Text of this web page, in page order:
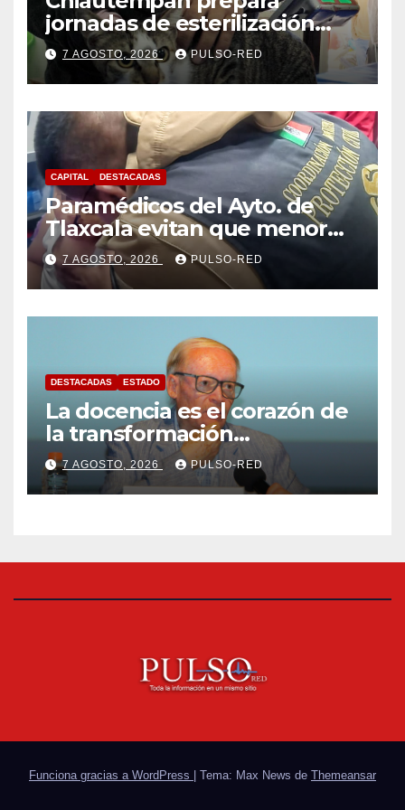
jornadas de esterilización
para perros y gatos
7 AGOSTO, 2026 PULSO-RED
CAPITAL DESTACADAS
Paramédicos del Ayto. de
Tlaxcala evitan que menor
sufra complicaciones por
hipotermia tras caer en una
cisterna
7 AGOSTO, 2026 PULSO-RED
DESTACADAS ESTADO
La docencia es el corazón de
la transformación
universitaria: Rector de la
UATx
7 AGOSTO, 2026 PULSO-RED
Funciona gracias a WordPress Tema: Max News de Themeansar